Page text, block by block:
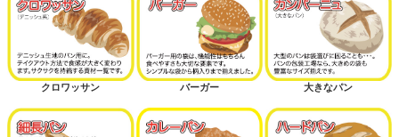
クロワッサン バーガー 大きなパン